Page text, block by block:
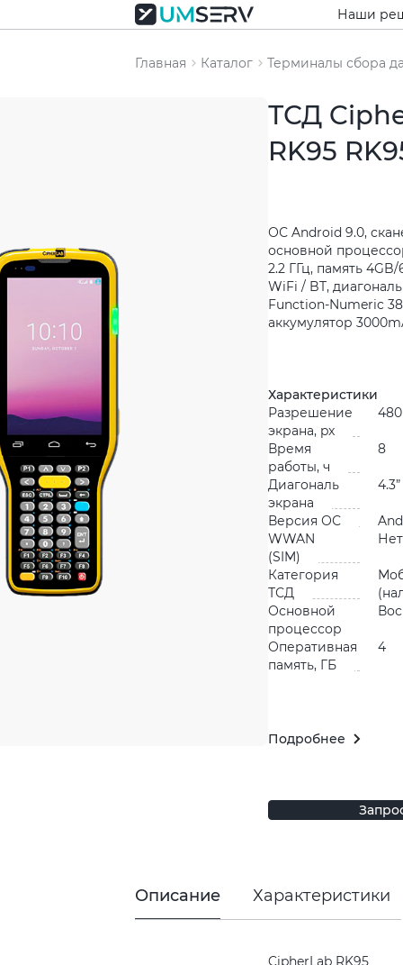
Наши
Главная Каталог Терминалы сбора
ТСД
RK95
ОС Android 9.0,
основной
2.2 ГГц, память
WiFi / BT,
Function-Numeric
аккумулятор
Характеристики
Разрешение
экрана, px
Время
работы, ч
8
Диагональ
экрана
4.3”
Версия ОС
WWAN
(SIM)
Нет
Категория
ТСД
Основной
процессор
Оперативная
память, ГБ
4
Подробнее
Описание Характеристики
CipherLab RK95